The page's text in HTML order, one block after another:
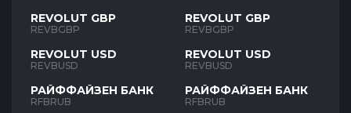
REVOLUT GBP
REVBGBP
REVOLUT USD
REVBUSD
РАЙФФАЙЗЕН БАНК
RFBRUB
REVOLUT GBP
REVBGBP
REVOLUT USD
REVBUSD
РАЙФФАЙЗЕН БАНК
RFBRUB